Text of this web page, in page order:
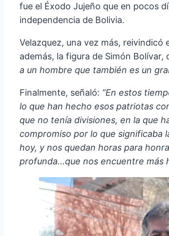
fue el Éxodo Jujeño que en pocos
independencia de Bolivia.
Velazquez, una vez más, reivindicó
además, la figura de Simón Bolívar,
a un hombre que también es un
Finalmente, señaló: “En estos
lo que han hecho esos patriotas
que no tenía divisiones, en la que
compromiso por lo que significaba
hoy, y nos quedan horas para
profunda…que nos encuentre más